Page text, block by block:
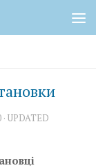
· UPDATED